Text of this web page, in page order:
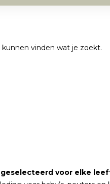
vinden wat je zoekt.
voor elke